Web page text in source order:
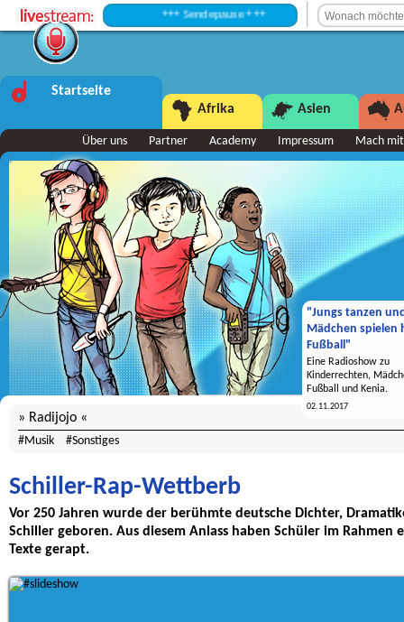
+++ Sendepause +++
Startseite
Afrika
Asien
Über uns Partner Academy Impressum Mach mit
"Jungs tanzen
Mädchen spielen
Fußball"
Eine Radioshow zu
Kinderrechten,
Fußball und Kenia.
02.11.2017
Radijojo
Musik Sonstiges
Schiller-Rap-Wettberb
Vor 250 Jahren wurde der berühmte deutsche Dichter,
Schiller geboren. Aus diesem Anlass haben Schüler im Rahmen
Texte gerapt.